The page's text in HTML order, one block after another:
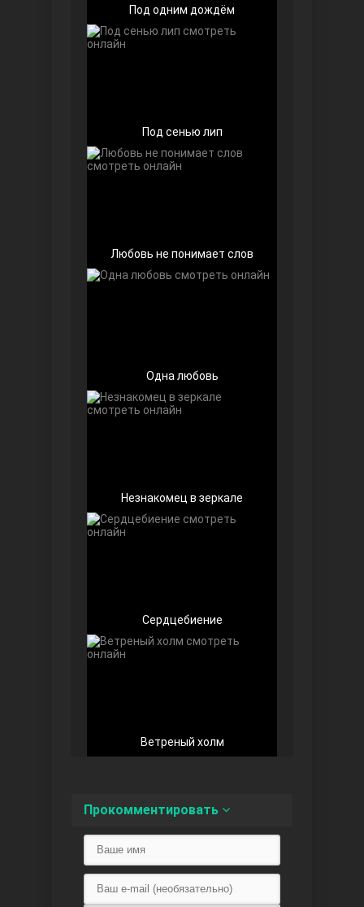
Ранняя пташка
Любовь напоказ
Под одним дождём
Под сенью лип
Любовь не понимает слов
Одна любовь
Незнакомец в зеркале
Сердцебиение
Ветреный холм
Прокомментировать